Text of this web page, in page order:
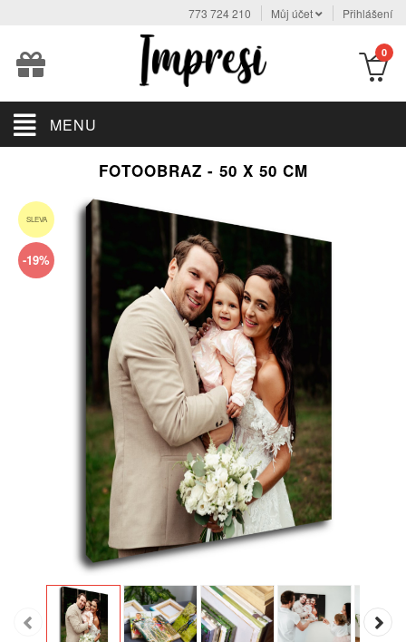
773 724 210 Můj účet Přihlášení
0
MENU
FOTOOBRAZ - 50 X 50 CM
SLEVA
-19%